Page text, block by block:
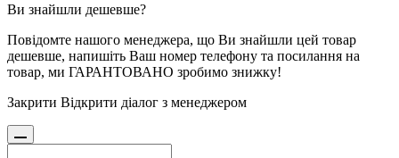
Ви знайшли дешевше?
Повідомте нашого менеджера, що Ви знайшли цей товар
дешевше, напишіть Ваш номер телефону та посилання на
товар, ми ГАРАНТОВАНО зробимо знижку!
Закрити Відкрити діалог з менеджером